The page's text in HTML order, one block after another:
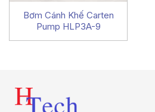
Bơm Cánh Khế Carten
Pump HLP3A-9